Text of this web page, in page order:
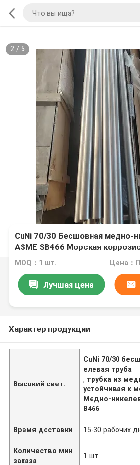
2/ 5
CuNi 70/30 Бесшовная медно-
ASME SB466 Морская
трубка
MOQ：1 шт.
Лучшая цена
Характер продукции
Высокий свет:
CuNi 70/30
елевая труба
, трубка из
устойчивая к
Медно-
B466
Время доставки 15-30 рабочих
Количество мин
заказа
1 шт.